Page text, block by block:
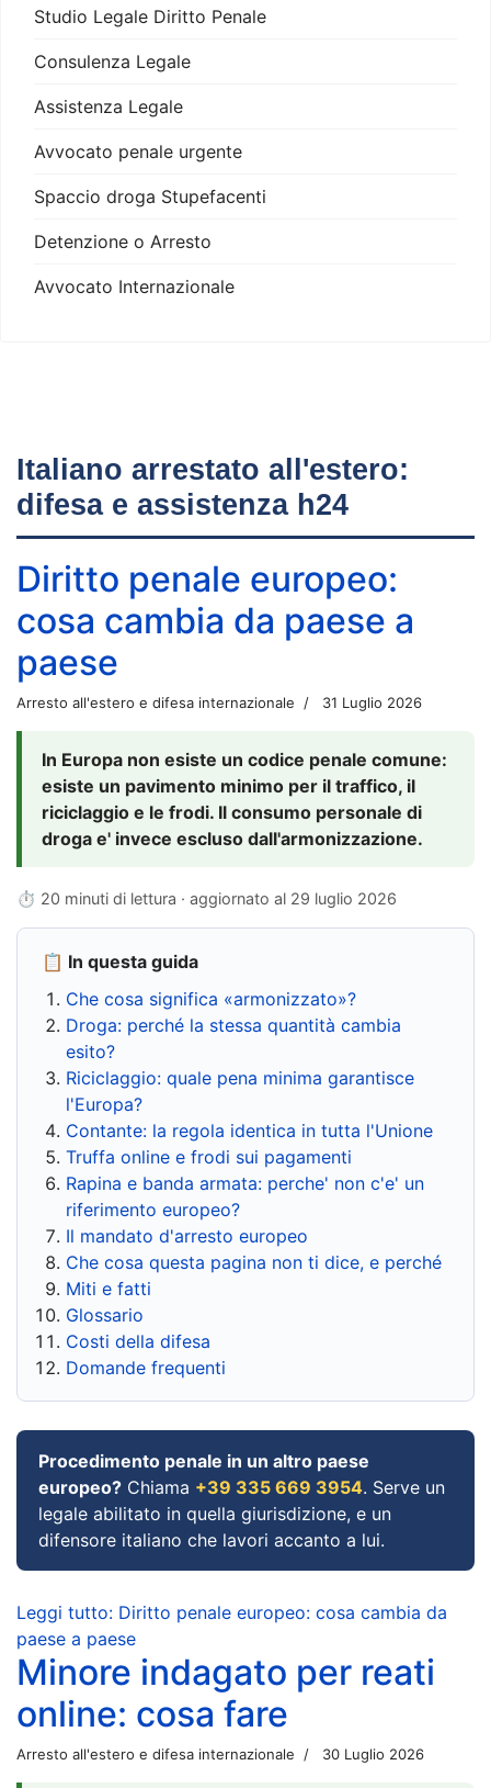
Studio Legale Diritto Penale
Consulenza Legale
Assistenza Legale
Avvocato penale urgente
Spaccio droga Stupefacenti
Detenzione o Arresto
Avvocato Internazionale
Italiano arrestato all'estero:
difesa e assistenza h24
Diritto penale europeo:
cosa cambia da paese a
paese
Arresto all'estero e difesa internazionale 31 Luglio 2026
In Europa non esiste un codice penale comune:
esiste un pavimento minimo per il traffico, il
riciclaggio e le frodi. Il consumo personale di
droga e' invece escluso dall'armonizzazione.
⏱ 20 minuti di lettura · aggiornato al 29 luglio 2026
📋 In questa guida
Che cosa significa «armonizzato»?
Droga: perché la stessa quantità cambia
esito?
Riciclaggio: quale pena minima garantisce
l'Europa?
Contante: la regola identica in tutta l'Unione
Truffa online e frodi sui pagamenti
Rapina e banda armata: perche' non c'e' un
riferimento europeo?
Il mandato d'arresto europeo
Che cosa questa pagina non ti dice, e perché
Miti e fatti
Glossario
Costi della difesa
Domande frequenti
Procedimento penale in un altro paese
europeo? Chiama +39 335 669 3954. Serve un
legale abilitato in quella giurisdizione, e un
difensore italiano che lavori accanto a lui.
Leggi tutto: Diritto penale europeo: cosa cambia da
paese a paese
Minore indagato per reati
online: cosa fare
Arresto all'estero e difesa internazionale 30 Luglio 2026